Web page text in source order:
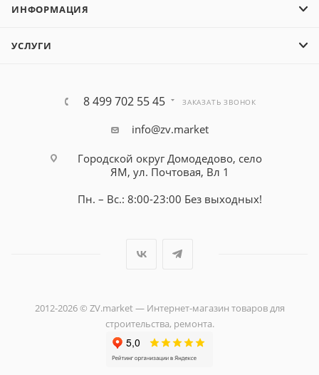
ИНФОРМАЦИЯ
УСЛУГИ
8 499 702 55 45 ЗАКАЗАТЬ ЗВОНОК
info@zv.market
Городской округ Домодедово, село
ЯМ, ул. Почтовая, Вл 1
Пн. – Вс.: 8:00-23:00 Без выходных!
2012-2026 © ZV.market — Интернет-магазин товаров для
строительства, ремонта.